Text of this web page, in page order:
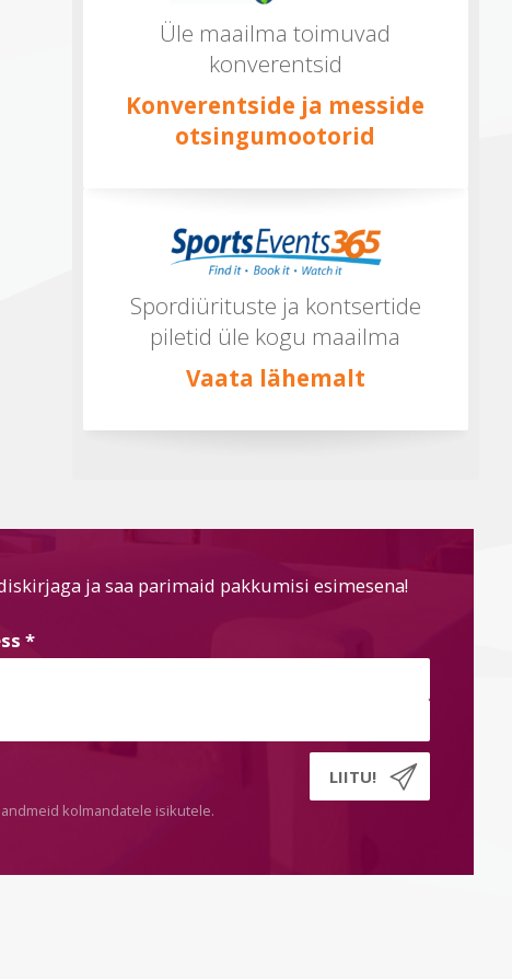
Üle maailma toimuvad
konverentsid
Konverentside ja messide
otsingumootorid
Spordiürituste ja kontsertide
piletid üle kogu maailma
Vaata lähemalt
ja saa parimaid pakkumisi esimesena!
*
kolmandatele isikutele.